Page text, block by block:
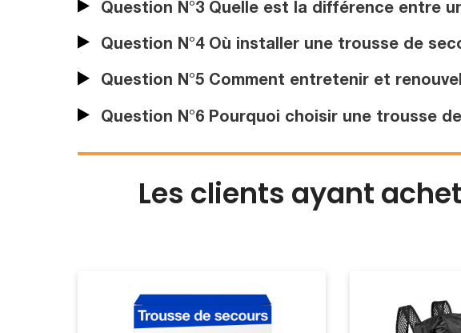
Question N°3 Quelle est la différence entre
Question N°4 Où installer une trousse de
Question N°5 Comment entretenir et
Question N°6 Pourquoi choisir une trousse
Les clients ayant